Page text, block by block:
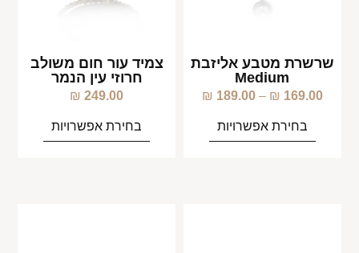
שרשרת מטבע אליזבת
Medium
169.00
₪
–
189.00
₪
בחירת אפשרויות
צמיד עור חום משולב
חרוזי עין הנמר
249.00
₪
בחירת אפשרויות